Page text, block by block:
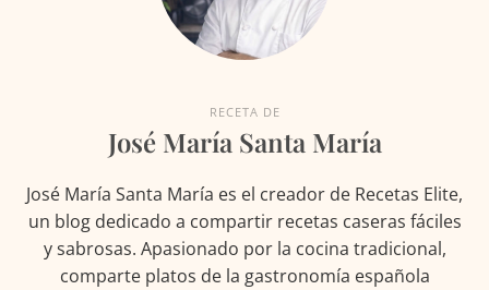
RECETA DE
José María Santa María
José María Santa María es el creador de Recetas Elite,
un blog dedicado a compartir recetas caseras fáciles
y sabrosas. Apasionado por la cocina tradicional,
comparte platos de la gastronomía española